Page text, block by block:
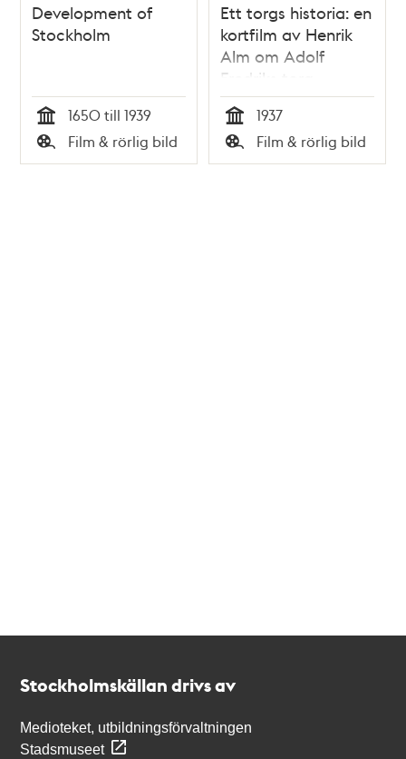
Development of
Stockholm
Tid
1650 till 1939
Typ
Film & rörlig bild
Ett torgs historia: en
kortfilm av Henrik
Alm om Adolf
Fredriks torg
(Mariatorget)
Tid
1937
Typ
Film & rörlig bild
Stockholmskällan drivs av
Medioteket, utbildningsförvaltningen
Stadsmuseet